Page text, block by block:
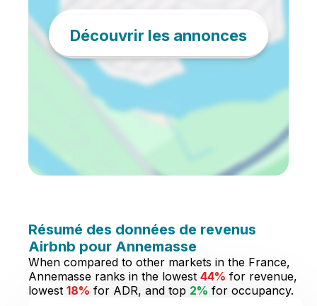
Découvrir les annonces
Résumé des données de revenus
Airbnb pour Annemasse
When compared to other markets in the France,
Annemasse ranks in the lowest 44% for revenue,
lowest 18% for ADR, and top 2% for occupancy.